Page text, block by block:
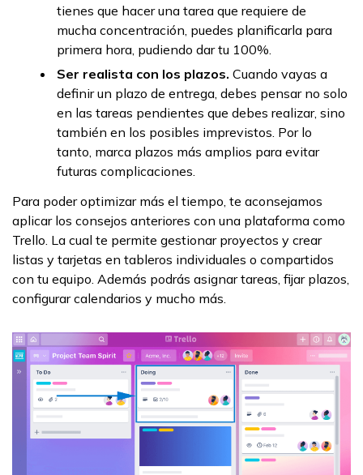
tienes que hacer una tarea que requiere de
mucha concentración, puedes planificarla para
primera hora, pudiendo dar tu 100%.
Ser realista con los plazos. Cuando vayas a
definir un plazo de entrega, debes pensar no solo
en las tareas pendientes que debes realizar, sino
también en los posibles imprevistos. Por lo
tanto, marca plazos más amplios para evitar
futuras complicaciones.
Para poder optimizar más el tiempo, te aconsejamos
aplicar los consejos anteriores con una plataforma como
Trello. La cual te permite gestionar proyectos y crear
listas y tarjetas en tableros individuales o compartidos
con tu equipo. Además podrás asignar tareas, fijar plazos,
configurar calendarios y mucho más.